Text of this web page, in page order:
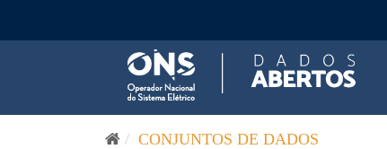
CONJUNTOS DE DADOS